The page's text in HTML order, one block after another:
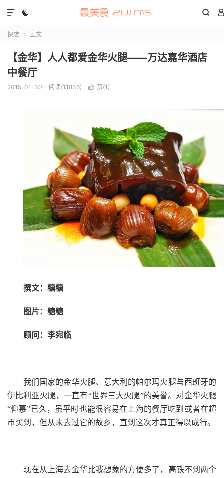
 

探店  正文
【金华】人人都爱金华火腿——万达嘉华酒店
中餐厅
2015-01-30 阅读(11836)  赞(1 )
撰文：糖糖
图片：糖糖
顾问：李宛临
我们国家的金华火腿、意大利的帕尔玛火腿与西班牙的
伊比利亚火腿，一直有“世界三大火腿”的美誉。对金华火腿
“仰慕”已久，虽平时也能很容易在上海的餐厅吃到或者在超
市买到，但从未去过它的故乡，直到这次才真正得以成行。
现在从上海去金华比我想象的方便多了，高铁不到两个